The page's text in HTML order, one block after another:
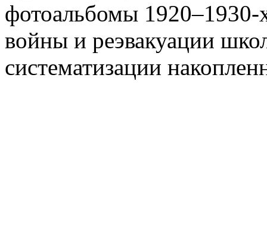
фотоальбомы 1920–1930-
войны и реэвакуации
систематизации